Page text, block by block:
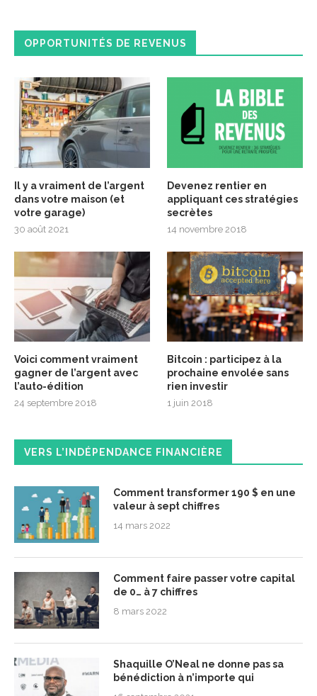
OPPORTUNITÉS DE REVENUS
Il y a vraiment de l’argent
dans votre maison (et
votre garage)
30 août 2021
Devenez rentier en
appliquant ces stratégies
secrètes
14 novembre 2018
Voici comment vraiment
gagner de l’argent avec
l’auto-édition
24 septembre 2018
Bitcoin : participez à la
prochaine envolée sans
rien investir
1 juin 2018
VERS L’INDÉPENDANCE FINANCIÈRE
Comment transformer 190 $ en une
valeur à sept chiffres
14 mars 2022
Comment faire passer votre capital
de 0… à 7 chiffres
8 mars 2022
Shaquille O’Neal ne donne pas sa
bénédiction à n’importe qui